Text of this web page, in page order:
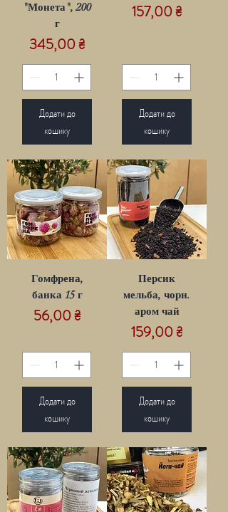
"Монета", 200
г
Ціна
345,00 ₴
Додати до
кошику
Ціна
157,00 ₴
Додати до
кошику
Гомфрена,
банка 15 г
Ціна
56,00 ₴
Додати до
кошику
Персик
мельба, чорн.
аром чай
Ціна
159,00 ₴
Додати до
кошику